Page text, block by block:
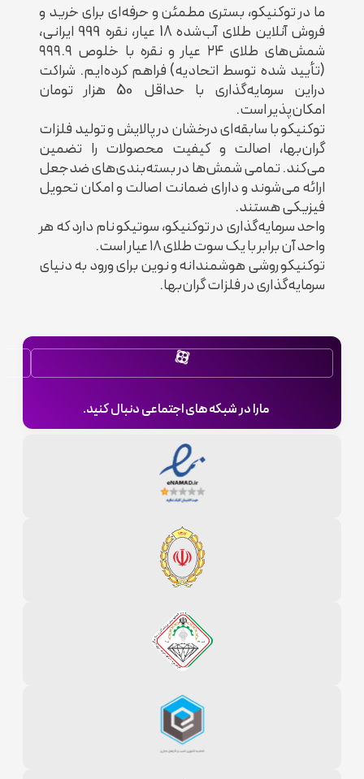
ما در توکنیکو، بستری مطمئن و حرفه‌ای برای خرید و
فروش آنلاین طلای آب‌شده 18 عیار، نقره 999 ایرانی،
شمش‌های طلای ۲۴ عیار و نقره با خلوص ۹۹۹.۹
(تأیید شده توسط اتحادیه) فراهم کرده‌ایم. شراکت
دراین سرمایه‌‌گذاری با حداقل 50 هزار تومان
امکان‌پذیر است.
توکنیکو با سابقه‌ای درخشان در پالایش و تولید فلزات
گران‌بها، اصالت و کیفیت محصولات را تضمین‌
می‌کند. تمامی شمش‌ها در بسته‌بندی‌های ضدجعل
ارائه می‌شوند و دارای ضمانت اصالت و امکان تحویل
فیزیکی هستند.
واحد سرمایه‌گذاری در توکنیکو، سوتیکو نام دارد که هر
واحد آن برابر با یک سوت طلای ۱۸ عیار است.
توکنیکو روشی هوشمندانه و نوین برای ورود به دنیای
سرمایه‌گذاری در فلزات گران‌بها.
مارا در شبکه های اجتماعی دنبال کنید.